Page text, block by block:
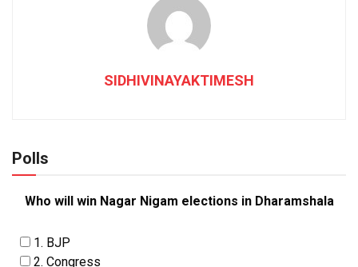
SIDHIVINAYAKTIMESH
Polls
Who will win Nagar Nigam elections in Dharamshala
1. BJP
2. Congress